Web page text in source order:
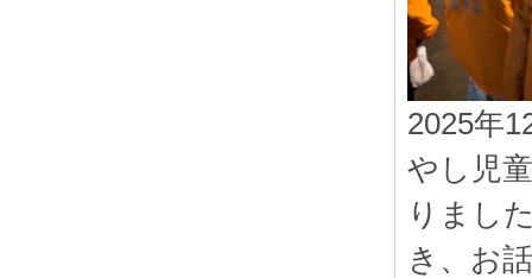
2025年
やし児
りまし
き、お